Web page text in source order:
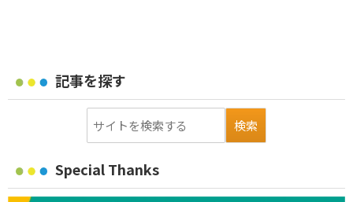
記事を探す
Special Thanks